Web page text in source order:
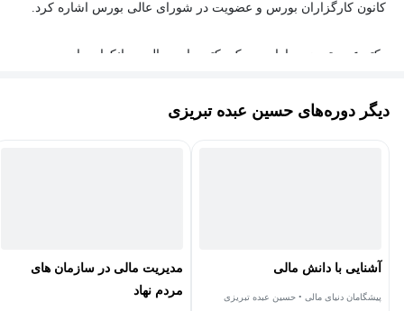
کانون کارگزاران بورس و عضویت در شورای عالی بورس اشاره کرد.
دکتر عبده تبریزی دارای مدرک دکتری امورمالی و بانکداری از مدرسه
تهران، دانشگاه شهید بهشتی، دانشگاه علامه‌ی طباطبایی، مؤسسه‌ی
جلد) و چندین کتاب دیگر است. وی هم‌چنین مؤلف کتاب‌های بازار آتی،
مالی املاک و مستغلات، مالی شرکت‌ها (دو جلد)، یافته‌هایی در مدیریت
دیگر دوره‌های حسین عبده تبریزی
آشنایی با دانش مالی
پیشگامان دنیای مالی • حسین عبده تبریزی
مدیریت مالی در سازمان های
مردم نهاد